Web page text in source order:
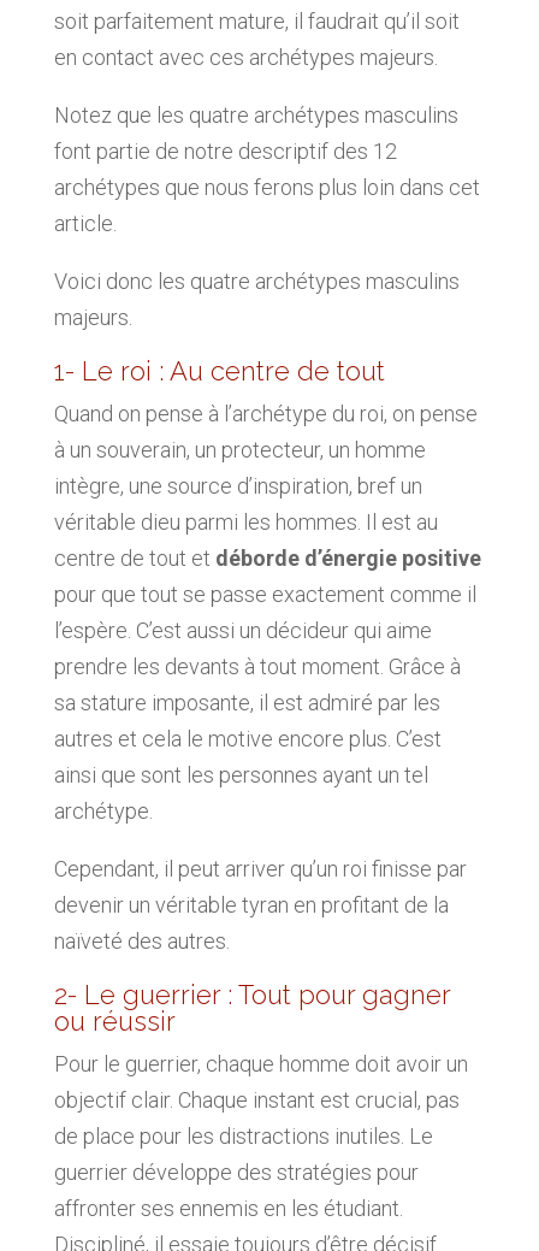
soit parfaitement mature, il faudrait qu’il soit
en contact avec ces archétypes majeurs.
Notez que les quatre archétypes masculins
font partie de notre descriptif des 12
archétypes que nous ferons plus loin dans cet
article.
Voici donc les quatre archétypes masculins
majeurs.
1- Le roi : Au centre de tout
Quand on pense à l’archétype du roi, on pense
à un souverain, un protecteur, un homme
intègre, une source d’inspiration, bref un
véritable dieu parmi les hommes. Il est au
centre de tout et déborde d’énergie positive
pour que tout se passe exactement comme il
l’espère. C’est aussi un décideur qui aime
prendre les devants à tout moment. Grâce à
sa stature imposante, il est admiré par les
autres et cela le motive encore plus. C’est
ainsi que sont les personnes ayant un tel
archétype.
Cependant, il peut arriver qu’un roi finisse par
devenir un véritable tyran en profitant de la
naïveté des autres.
2- Le guerrier : Tout pour gagner
ou réussir
Pour le guerrier, chaque homme doit avoir un
objectif clair. Chaque instant est crucial, pas
de place pour les distractions inutiles. Le
guerrier développe des stratégies pour
affronter ses ennemis en les étudiant.
Discipliné, il essaie toujours d’être décisif